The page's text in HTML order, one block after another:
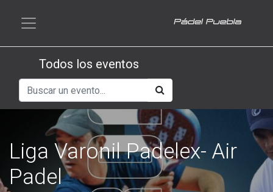
Todos los eventos
Liga Varonil Padelex- Air
Padel